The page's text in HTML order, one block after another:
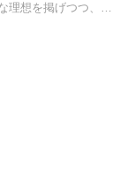
先師・先哲の言葉を現代に伝えるという高邁な理想を掲げつつ、日々徒然なる時の浪費を繰り返す凡愚の毎日を反省する。